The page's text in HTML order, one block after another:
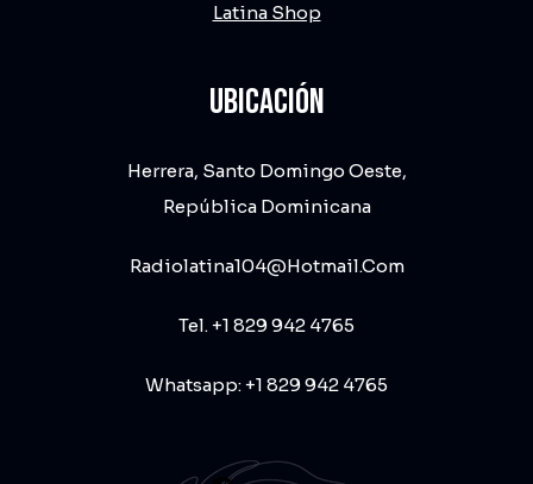
Latina Shop
UBICACIÓN
Herrera, Santo Domingo Oeste,
República Dominicana
Radiolatina104@hotmail.com
Tel. +1 829 942 4765
Whatsapp: +1 829 942 4765